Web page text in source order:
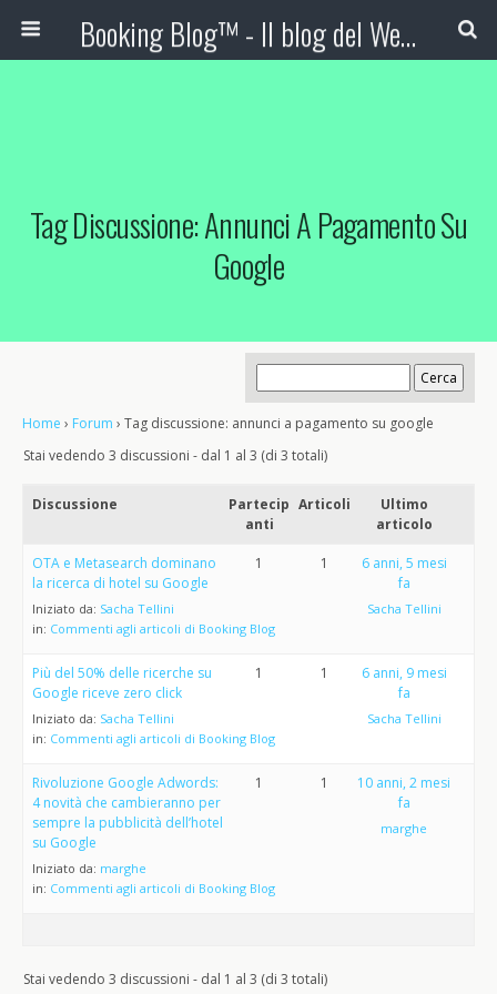
Booking Blog™ - Il blog del Web Marketing Turistico
Tag Discussione: Annunci A Pagamento Su
Google
Home › Forum › Tag discussione: annunci a pagamento su google
Stai vedendo 3 discussioni - dal 1 al 3 (di 3 totali)
Discussione
Partecip
anti
Articoli
Ultimo
articolo
OTA e Metasearch dominano
la ricerca di hotel su Google
Iniziato da: Sacha Tellini
in: Commenti agli articoli di Booking Blog
1 1
6 anni, 5 mesi
fa
Sacha Tellini
Più del 50% delle ricerche su
Google riceve zero click
Iniziato da: Sacha Tellini
in: Commenti agli articoli di Booking Blog
1 1
6 anni, 9 mesi
fa
Sacha Tellini
Rivoluzione Google Adwords:
4 novità che cambieranno per
sempre la pubblicità dell’hotel
su Google
Iniziato da: marghe
in: Commenti agli articoli di Booking Blog
1 1
10 anni, 2 mesi
fa
marghe
Stai vedendo 3 discussioni - dal 1 al 3 (di 3 totali)